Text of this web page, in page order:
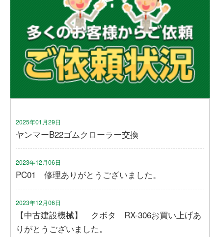
2025年01月29日
ヤンマーB22ゴムクローラー交換
2023年12月06日
PC01 修理ありがとうございました。
2023年12月06日
【中古建設機械】 クボタ RX-306お買い上げあ
りがとうございました。